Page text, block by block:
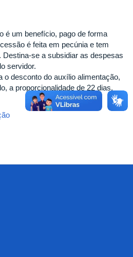
é um benefício, pago de forma
é feita em pecúnia e tem
Destina-se a subsidiar as despesas
servidor.
o desconto do auxílio alimentação,
a proporcionalidade de 22 dias.